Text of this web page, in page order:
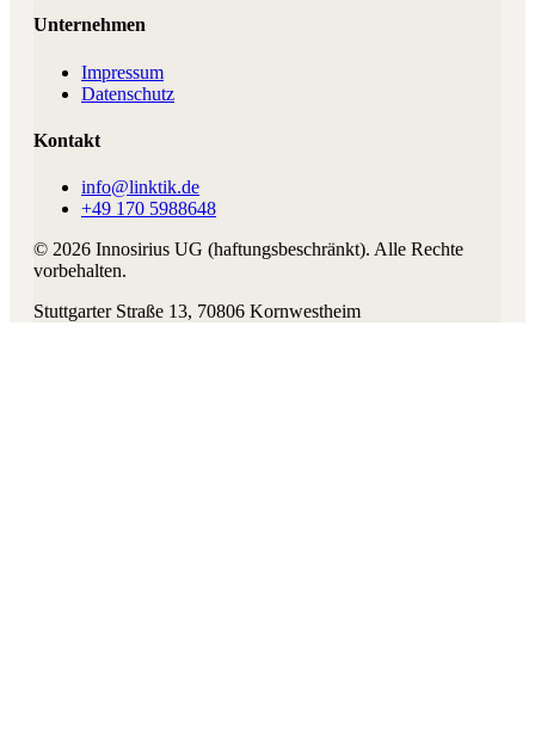
Unternehmen
Impressum
Datenschutz
Kontakt
info@linktik.de
+49 170 5988648
© 2026 Innosirius UG (haftungsbeschränkt). Alle Rechte
vorbehalten.
Stuttgarter Straße 13, 70806 Kornwestheim